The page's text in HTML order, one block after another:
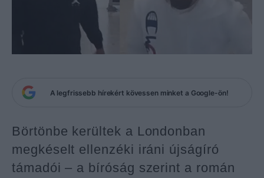
A legfrissebb hírekért kövessen minket a Google-ön!
Börtönbe kerültek a Londonban
megkéselt ellenzéki iráni újságíró
támadói – a bíróság szerint a román